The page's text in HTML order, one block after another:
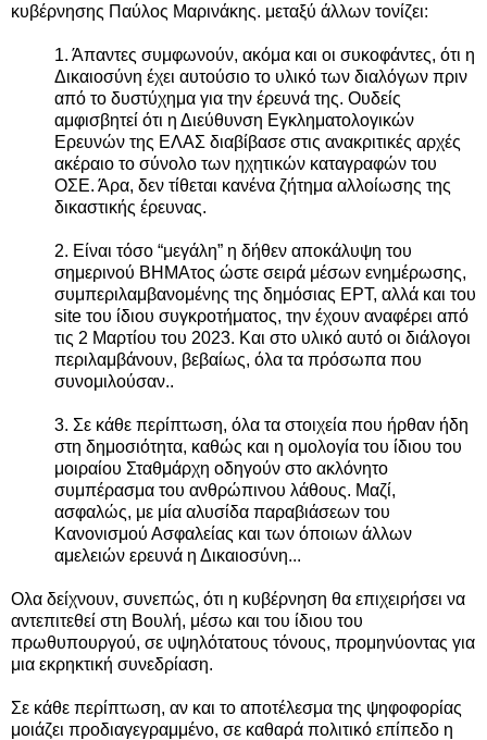
κυβέρνησης Παύλος Μαρινάκης. μεταξύ άλλων τονίζει:
1.⁠ Άπαντες συμφωνούν, ακόμα και οι συκοφάντες, ότι η
Δικαιοσύνη έχει αυτούσιο το υλικό των διαλόγων πριν
από το δυστύχημα για την έρευνά της. Ουδείς
αμφισβητεί ότι η Διεύθυνση Εγκληματολογικών
Ερευνών της ΕΛΑΣ διαβίβασε στις ανακριτικές αρχές
ακέραιο το σύνολο των ηχητικών καταγραφών του
ΟΣΕ. Άρα, δεν τίθεται κανένα ζήτημα αλλοίωσης της
δικαστικής έρευνας.
2.⁠ Είναι τόσο “μεγάλη” η δήθεν αποκάλυψη του
σημερινού ΒΗΜΑτος ώστε σειρά μέσων ενημέρωσης,
συμπεριλαμβανομένης της δημόσιας ΕΡΤ, αλλά και του
site του ίδιου συγκροτήματος, την έχουν αναφέρει από
τις 2 Μαρτίου του 2023. Και στο υλικό αυτό οι διάλογοι
περιλαμβάνουν, βεβαίως, όλα τα πρόσωπα που
συνομιλούσαν..
3.⁠ Σε κάθε περίπτωση, όλα τα στοιχεία που ήρθαν ήδη
στη δημοσιότητα, καθώς και η ομολογία του ίδιου του
μοιραίου Σταθμάρχη οδηγούν στο ακλόνητο
συμπέρασμα του ανθρώπινου λάθους. Μαζί,
ασφαλώς, με μία αλυσίδα παραβιάσεων του
Κανονισμού Ασφαλείας και των όποιων άλλων
αμελειών ερευνά η Δικαιοσύνη...
Ολα δείχνουν, συνεπώς, ότι η κυβέρνηση θα επιχειρήσει να
αντεπιτεθεί στη Βουλή, μέσω και του ίδιου του
πρωθυπουργού, σε υψηλότατους τόνους, προμηνύοντας για
μια εκρηκτική συνεδρίαση.
Σε κάθε περίπτωση, αν και το αποτέλεσμα της ψηφοφορίας
μοιάζει προδιαγεγραμμένο, σε καθαρά πολιτικό επίπεδο η